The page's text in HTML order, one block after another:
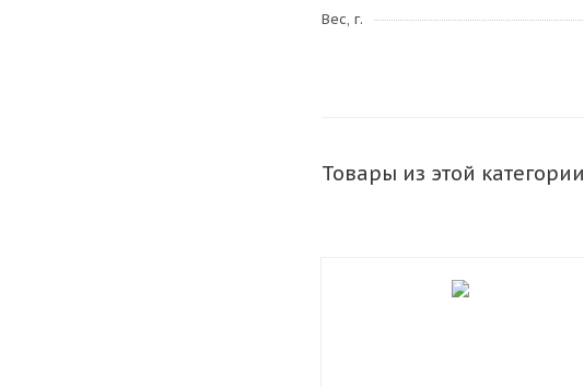
Вес, г.
Товары из этой категории